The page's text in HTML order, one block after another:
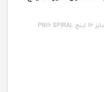
واشر اسپیرال وند گرافیتی رینگ استیل سایز 16 اینچ PN16 SPIRAL